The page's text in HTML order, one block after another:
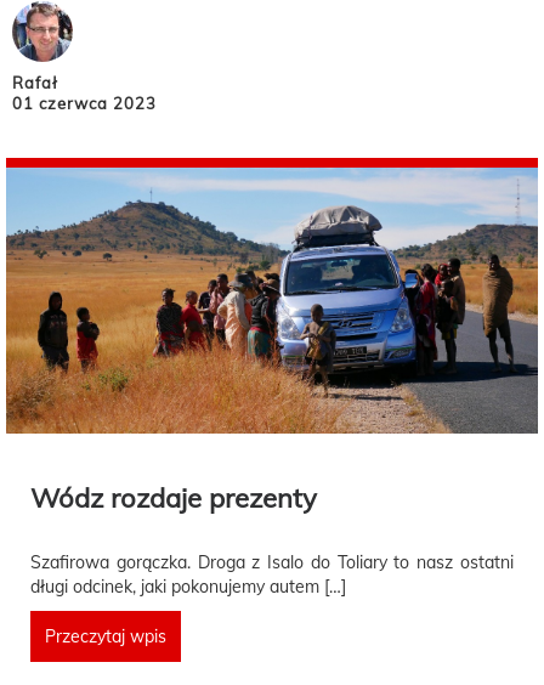
Rafał
01 czerwca 2023
Wódz rozdaje prezenty
Szafirowa gorączka. Droga z Isalo do Toliary to nasz ostatni
długi odcinek, jaki pokonujemy autem […]
Przeczytaj wpis